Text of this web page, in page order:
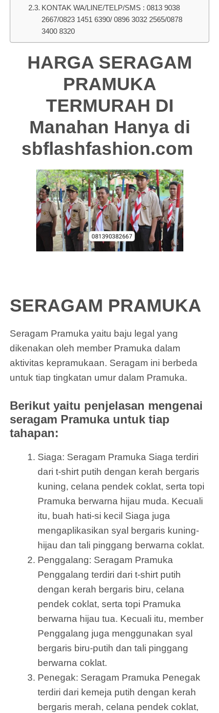
KONTAK WA/LINE/TELP/SMS : 0813 9038
2667/0823 1451 6390/ 0896 3032 2565/0878
3400 8320
HARGA SERAGAM
PRAMUKA
TERMURAH DI
Manahan Hanya di
sbflashfashion.com
SERAGAM PRAMUKA
Seragam Pramuka yaitu baju legal yang
dikenakan oleh member Pramuka dalam
aktivitas kepramukaan. Seragam ini berbeda
untuk tiap tingkatan umur dalam Pramuka.
Berikut yaitu penjelasan mengenai
seragam Pramuka untuk tiap
tahapan:
Siaga: Seragam Pramuka Siaga terdiri
dari t-shirt putih dengan kerah bergaris
kuning, celana pendek coklat, serta topi
Pramuka berwarna hijau muda. Kecuali
itu, buah hati-si kecil Siaga juga
mengaplikasikan syal bergaris kuning-
hijau dan tali pinggang berwarna coklat.
Penggalang: Seragam Pramuka
Penggalang terdiri dari t-shirt putih
dengan kerah bergaris biru, celana
pendek coklat, serta topi Pramuka
berwarna hijau tua. Kecuali itu, member
Penggalang juga menggunakan syal
bergaris biru-putih dan tali pinggang
berwarna coklat.
Penegak: Seragam Pramuka Penegak
terdiri dari kemeja putih dengan kerah
bergaris merah, celana pendek coklat,